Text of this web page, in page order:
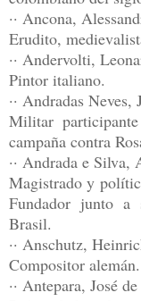
·· Ancona,
Erudito,
·· Andervolti,
Pintor italiano.
·· Andradas Neves,
Militar
campaña contra
·· Andrada e
Magistrado y
Fundador junto a
Brasil.
·· Anschutz,
Compositor alemán.
·· Antepara, José de